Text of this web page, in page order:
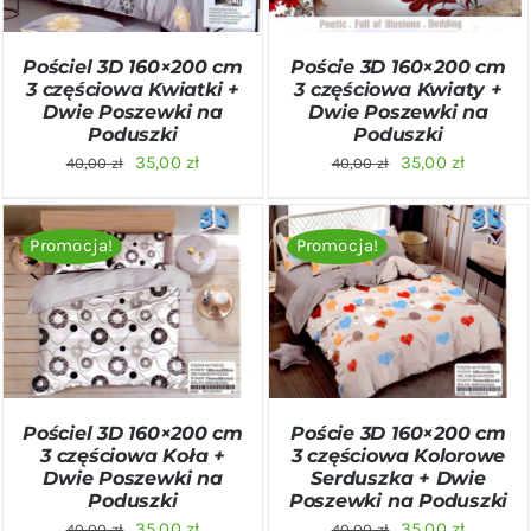
Pościel 3D 160×200 cm
3 częściowa Kwiatki +
Dwie Poszewki na
Poduszki
40,00zł
Pierwotna
wynosiła:
40,00 zł.
35,00 złAktualna
wynosi:
35,00 zł.
Poście 3D 160×200 cm
3 częściowa Kwiaty +
Dwie Poszewki na
Poduszki
40,00zł
Pierwotna
wynosiła:
40,00 zł.
35,00 zł
wynosi:
35,00
Promocja!
DODAJ DO KOSZYKA
/
SZCZEGÓŁY
Pościel 3D 160×200 cm
3 częściowa Koła +
Dwie Poszewki na
Poduszki
Promocja!
DODAJ DO KOSZYKA
/
SZCZEGÓŁY
Poście 3D 160×200 cm
3 częściowa Kolorowe
Serduszka + Dwie
Poszewki na Poduszki